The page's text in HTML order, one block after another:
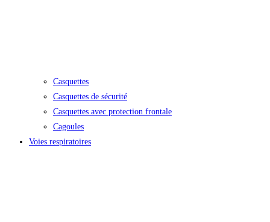
Casquettes
Casquettes de sécurité
Casquettes avec protection frontale
Cagoules
Voies respiratoires